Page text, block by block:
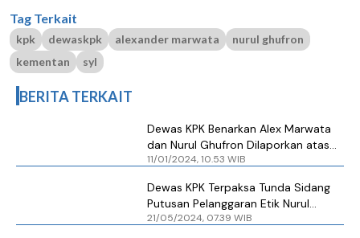
Tag Terkait
kpk dewaskpk alexander marwata
nurul ghufron
kementan
syl
BERITA TERKAIT
Dewas KPK Benarkan Alex Marwata
dan Nurul Ghufron Dilaporkan atas
Dugaan Pelanggaran Etik
11/01/2024, 10.53 WIB
Dewas KPK Terpaksa Tunda Sidang
Putusan Pelanggaran Etik Nurul
Ghufron
21/05/2024, 07.39 WIB